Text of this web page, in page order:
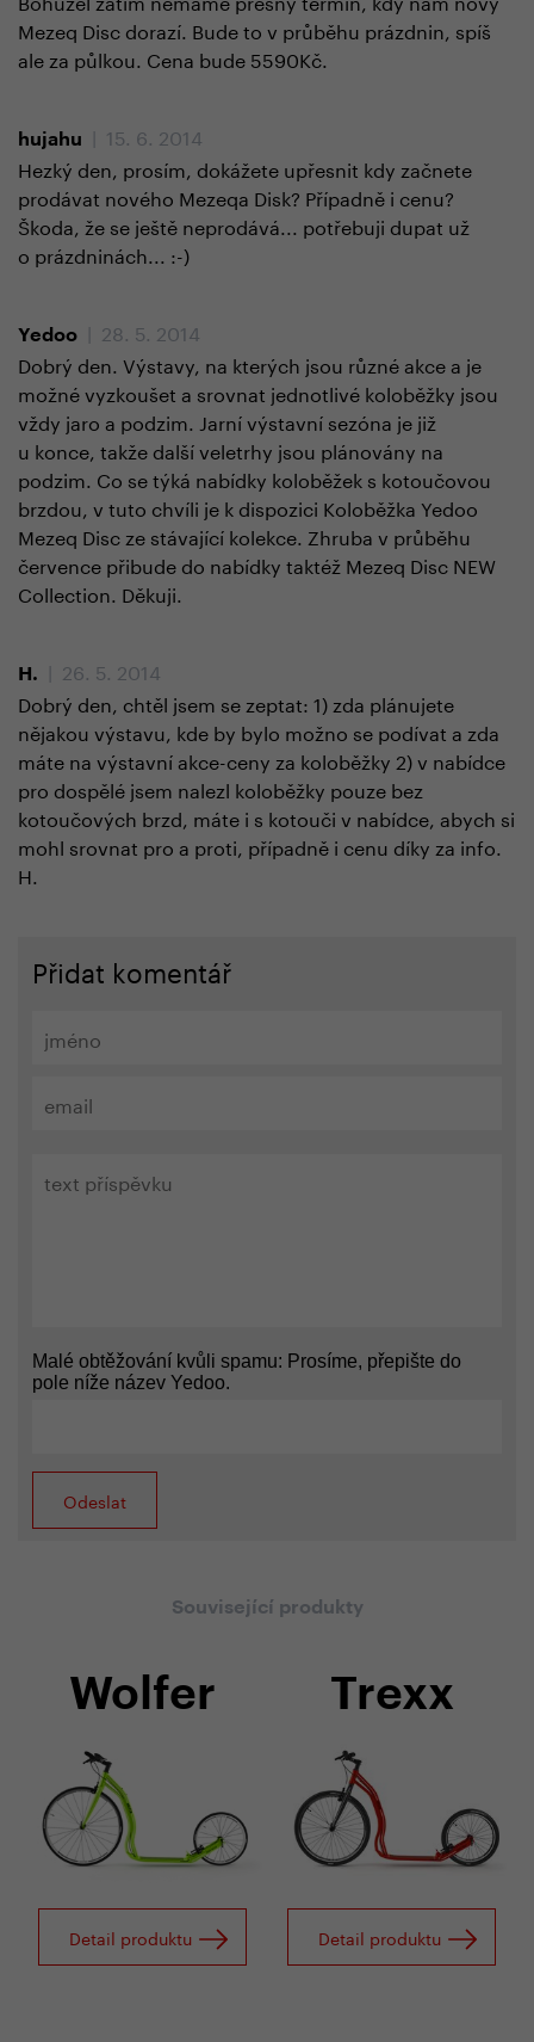
Mezeq Disc dorazí. Bude to v průběhu prázdnin, spíš
ale za půlkou. Cena bude 5590Kč.
hujahu
| 15. 6. 2014
Hezký den, prosím, dokážete upřesnit kdy začnete
prodávat nového Mezeqa Disk? Případně i cenu?
Škoda, že se ještě neprodává... potřebuji dupat už
o prázdninách... :-)
Yedoo
| 28. 5. 2014
Dobrý den. Výstavy, na kterých jsou různé akce a je
možné vyzkoušet a srovnat jednotlivé koloběžky jsou
vždy jaro a podzim. Jarní výstavní sezóna je již
u konce, takže další veletrhy jsou plánovány na
podzim. Co se týká nabídky koloběžek s kotoučovou
brzdou, v tuto chvíli je k dispozici Koloběžka Yedoo
Mezeq Disc ze stávající kolekce. Zhruba v průběhu
července přibude do nabídky taktéž Mezeq Disc NEW
Collection. Děkuji.
H.
| 26. 5. 2014
Dobrý den, chtěl jsem se zeptat: 1) zda plánujete
nějakou výstavu, kde by bylo možno se podívat a zda
máte na výstavní akce-ceny za koloběžky 2) v nabídce
pro dospělé jsem nalezl koloběžky pouze bez
kotoučových brzd, máte i s kotouči v nabídce, abych si
mohl srovnat pro a proti, případně i cenu díky za info.
H.
Přidat komentář
Malé obtěžování kvůli spamu: Prosíme, přepište do
pole níže název Yedoo.
Související produkty
Wolfer
Detail produktu
Trexx
Detail produktu